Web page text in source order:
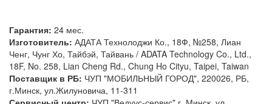
Гарантия: 24 мес.
Изготовитель: АДАТА Технолоджи Ко., 18Ф, №258, Лиан
Ченг, Чунг Хо, Тайбэй, Тайвань / ADATA Technology Co., Ltd.,
18F, No. 258, Lian Cheng Rd., Chung Ho Cityu, Taipei, Taiwan
Поставщик в РБ: ЧУП "МОБИЛЬНЫЙ ГОРОД", 220026, РБ,
г.Минск, ул.Жилуновича, 11-311